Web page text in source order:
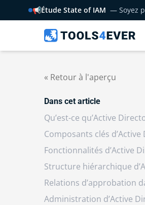
📢Étude State of IAM — Soyez
« Retour à l'aperçu
Dans cet article
Qu’est-ce qu’Active
Composants clés
Fonctionnalités d’Active
Structure hiérarchique
Relations d’approbation
Administration d’Active